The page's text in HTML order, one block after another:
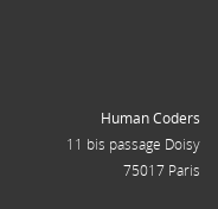
Human Coders
11 bis passage Doisy
75017 Paris